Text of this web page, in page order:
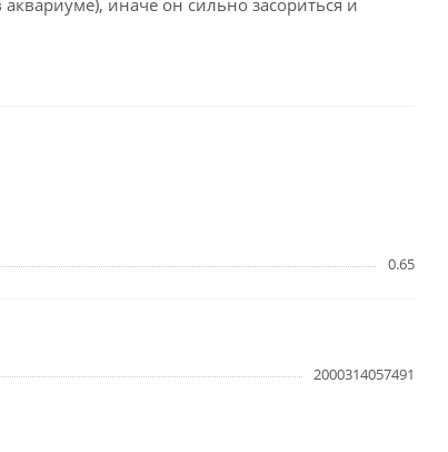
иначе он сильно засориться и
0.65
2000314057491